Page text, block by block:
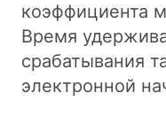
коэффициента
Время
срабатывания
электронной